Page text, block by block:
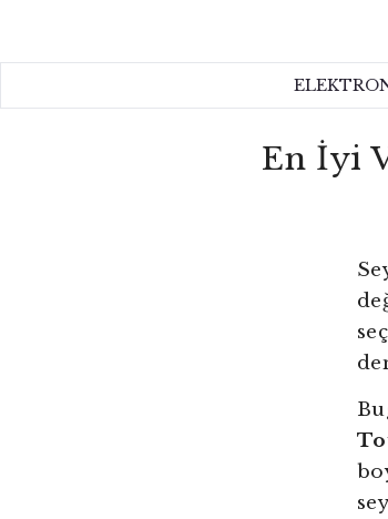
En İyi